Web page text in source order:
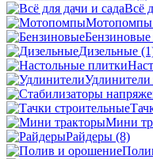
Всё
Мотопомпы
Бензиновые
Дизельные
Удлинители
Мини
Райдеры (8)